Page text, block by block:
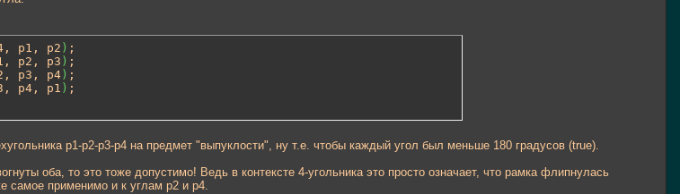
p1, p2 )
p2, p3 )
p3, p4 )
p4, p1 ) ;
p1-p2-p3-p4 на предмет "выпуклости", ну т.е. чтобы каждый угол был меньше 180 градусов (true).
оба, то это тоже допустимо! Ведь в контексте 4-угольника это просто означает, что рамка флипнулась
самое применимо и к углам p2 и p4.